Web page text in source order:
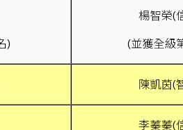
)
楊智榮(
(並獲全級
陳凱茵(
李蓁蓁(